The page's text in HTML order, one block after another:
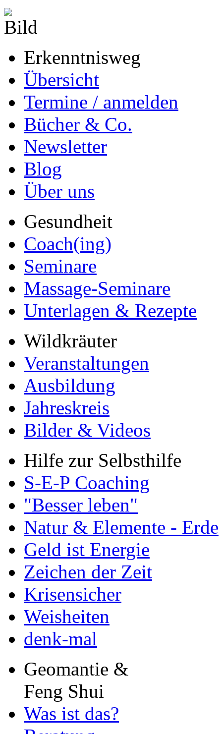
Erkenntnisweg
Übersicht
Termine / anmelden
Bücher & Co.
Newsletter
Blog
Über uns
Gesundheit
Coach(ing)
Seminare
Massage-Seminare
Unterlagen & Rezepte
Wildkräuter
Veranstaltungen
Ausbildung
Jahreskreis
Bilder & Videos
Hilfe zur Selbsthilfe
S-E-P Coaching
"Besser leben"
Natur & Elemente - Erde
Geld ist Energie
Zeichen der Zeit
Krisensicher
Weisheiten
denk-mal
Geomantie &
Feng Shui
Was ist das?